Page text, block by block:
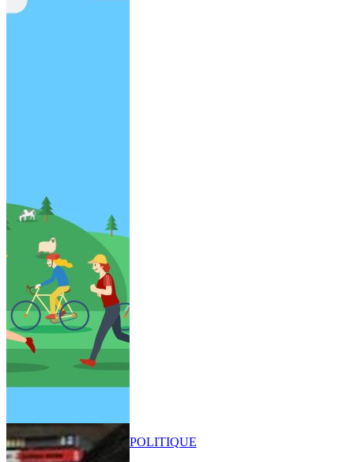
POLITIQUE